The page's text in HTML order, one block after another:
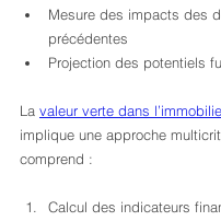
Mesure des impacts des
précédentes
Projection des potentiels
La valeur verte dans
implique une approche
comprend :
Calcul des indicateurs